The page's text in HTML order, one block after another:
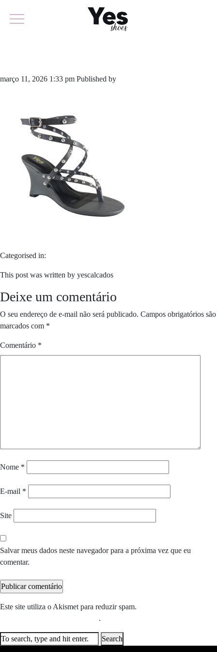
março 11, 2026 1:33 pm Published by
Categorised in:
This post was written by yescalcados
Deixe um comentário
O seu endereço de e-mail não será publicado. Campos obrigatórios são
marcados com *
Comentário *
Nome *
E-mail *
Site
Salvar meus dados neste navegador para a próxima vez que eu
comentar.
Este site utiliza o Akismet para reduzir spam.
.
Search